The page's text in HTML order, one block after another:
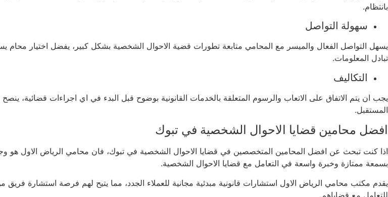
بانتظام.
سهولة التواصل
يسهل التواصل الفعال والميسر مع المحامي متابعة تطورات قضية الاحوال الشخصية بشكل كبير، يفضل اختيار محام
تبادل المعلومات.
التكاليف
يجب ان يتم الاتفاق على الاتعاب والرسوم المتعلقة بالخدمات القانونية بوضوح قبل البدء في اي اجراءات قضائية،
المستقبل.
افضل محامين قضايا الاحوال الشخصية في تبوك
اذا كنت تبحث عن افضل المحامين المتخصصين في قضايا الاحوال الشخصية في تبوك، فان محامي الرياض الاول هو
بسمعة ممتازة وخبرة واسعة في التعامل مع قضايا الاحوال الشخصية.
يقدم مكتب محامي الرياض الاول استشارات قانونية مبدئية مجانية للعملاء الجدد، مما يتيح لهم فرصة استشارة فريق
للتعامل مع قضاياهم.